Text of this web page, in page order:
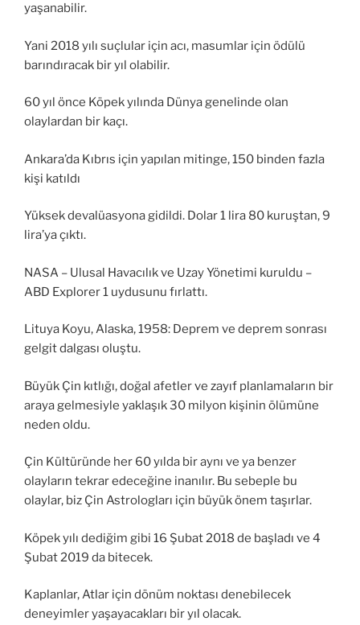
yaşanabilir.
Yani 2018 yılı suçlular için acı, masumlar için ödülü
barındıracak bir yıl olabilir.
60 yıl önce Köpek yılında Dünya genelinde olan
olaylardan bir kaçı.
Ankara’da Kıbrıs için yapılan mitinge, 150 binden fazla
kişi katıldı
Yüksek devalüasyona gidildi. Dolar 1 lira 80 kuruştan, 9
lira’ya çıktı.
NASA – Ulusal Havacılık ve Uzay Yönetimi kuruldu –
ABD Explorer 1 uydusunu fırlattı.
Lituya Koyu, Alaska, 1958: Deprem ve deprem sonrası
gelgit dalgası oluştu.
Büyük Çin kıtlığı, doğal afetler ve zayıf planlamaların bir
araya gelmesiyle yaklaşık 30 milyon kişinin ölümüne
neden oldu.
Çin Kültüründe her 60 yılda bir aynı ve ya benzer
olayların tekrar edeceğine inanılır. Bu sebeple bu
olaylar, biz Çin Astrologları için büyük önem taşırlar.
Köpek yılı dediğim gibi 16 Şubat 2018 de başladı ve 4
Şubat 2019 da bitecek.
Kaplanlar, Atlar için dönüm noktası denebilecek
deneyimler yaşayacakları bir yıl olacak.